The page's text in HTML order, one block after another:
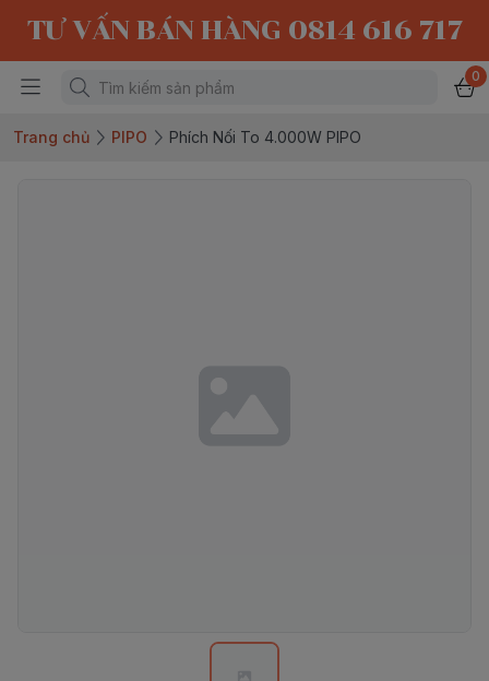
TƯ VẤN BÁN HÀNG 0814 616 717
0
Trang chủ PIPO Phích Nối To 4.000W PIPO